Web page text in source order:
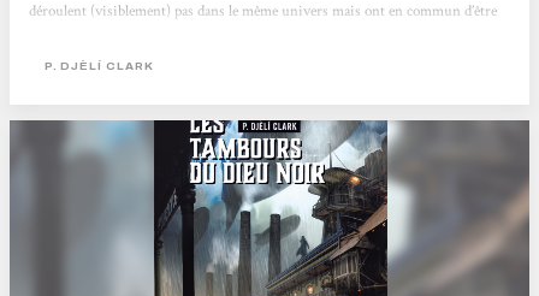
déroulent (visiblement) pas dans le même univers mais ont en commun d’être
souligner son travail surtout sur la première. Ce livre a été l’occasion de faire
dieu noir: Nous sommes en Louisiane,...
P. DJÈLÍ CLARK